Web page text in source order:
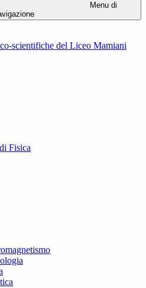
Menu di
scientifiche del Liceo Mamiani
Fisica